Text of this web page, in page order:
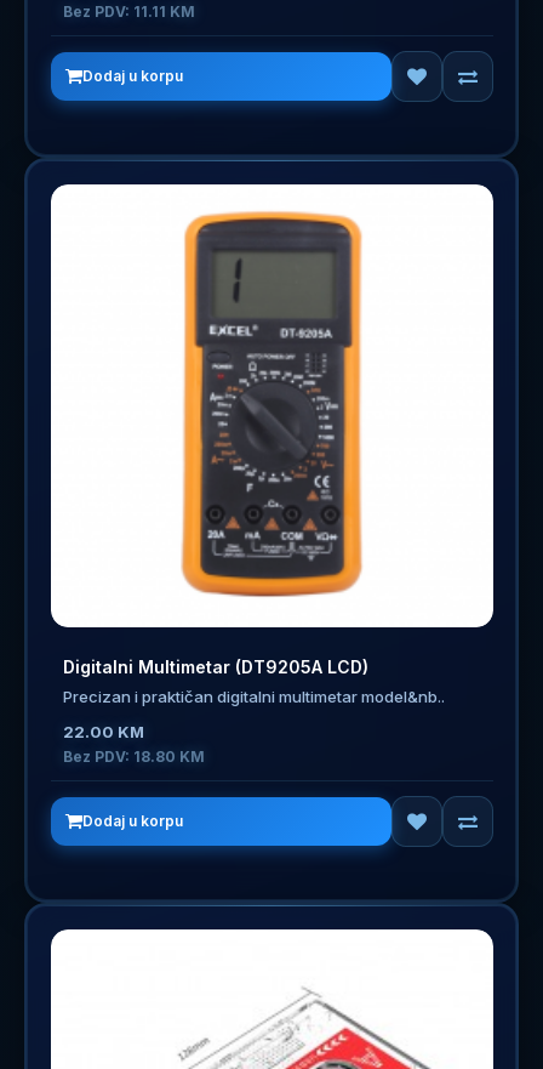
Bez PDV: 11.11 KM
Dodaj u korpu
Digitalni Multimetar (DT9205A LCD)
Precizan i praktičan digitalni multimetar model&nb..
22.00 KM
Bez PDV: 18.80 KM
Dodaj u korpu